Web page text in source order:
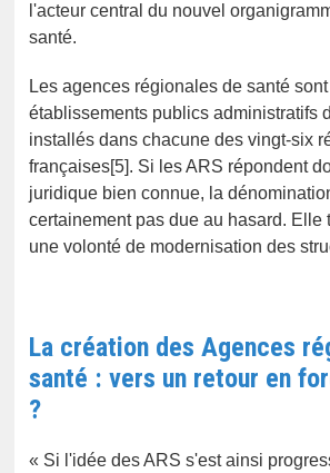
l'acteur central du nouvel
santé.
Les agences régionales de santé
établissements publics administratifs
installés dans chacune des vingt-six
françaises[5]. Si les ARS répondent
juridique bien connue, la
certainement pas due au hasard. Elle
une volonté de modernisation des
La création des Agences
santé : vers un retour en
?
« Si l'idée des ARS s'est ainsi